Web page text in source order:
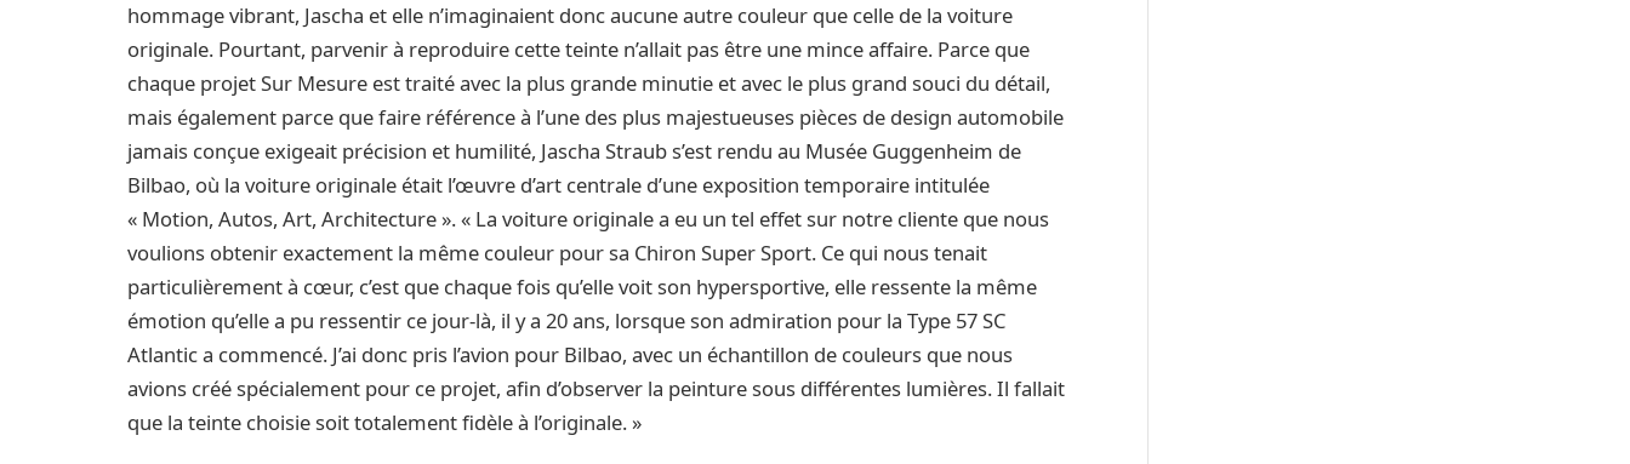
hommage vibrant, Jascha et elle n’imaginaient donc aucune autre couleur que celle de la voiture
originale. Pourtant, parvenir à reproduire cette teinte n’allait pas être une mince affaire. Parce que
chaque projet Sur Mesure est traité avec la plus grande minutie et avec le plus grand souci du détail,
mais également parce que faire référence à l’une des plus majestueuses pièces de design automobile
jamais conçue exigeait précision et humilité, Jascha Straub s’est rendu au Musée Guggenheim de
Bilbao, où la voiture originale était l’œuvre d’art centrale d’une exposition temporaire intitulée
« Motion, Autos, Art, Architecture ». « La voiture originale a eu un tel effet sur notre cliente que nous
voulions obtenir exactement la même couleur pour sa Chiron Super Sport. Ce qui nous tenait
particulièrement à cœur, c’est que chaque fois qu’elle voit son hypersportive, elle ressente la même
émotion qu’elle a pu ressentir ce jour-là, il y a 20 ans, lorsque son admiration pour la Type 57 SC
Atlantic a commencé. J’ai donc pris l’avion pour Bilbao, avec un échantillon de couleurs que nous
avions créé spécialement pour ce projet, afin d’observer la peinture sous différentes lumières. Il fallait
que la teinte choisie soit totalement fidèle à l’originale. »